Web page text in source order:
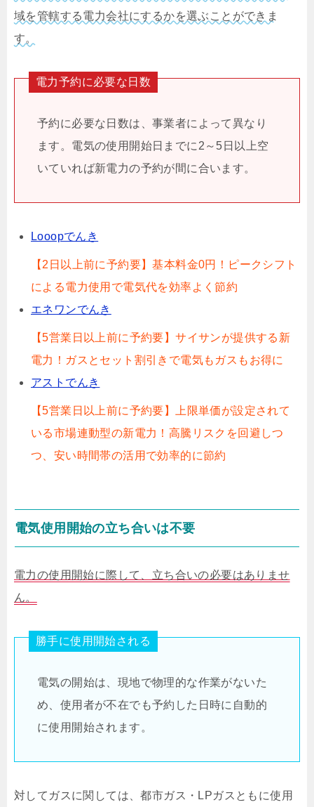
域を管轄する電力会社にするかを選ぶことができま
す。
電力予約に必要な日数
予約に必要な日数は、事業者によって異なり
ます。電気の使用開始日までに2～5日以上空
いていれば新電力の予約が間に合います。
Looopでんき
【2日以上前に予約要】基本料金0円！ピークシフト
による電力使用で電気代を効率よく節約
エネワンでんき
【5営業日以上前に予約要】サイサンが提供する新
電力！ガスとセット割引きで電気もガスもお得に
アストでんき
【5営業日以上前に予約要】上限単価が設定されて
いる市場連動型の新電力！高騰リスクを回避しつ
つ、安い時間帯の活用で効率的に節約
電気使用開始の立ち合いは不要
電力の使用開始に際して、立ち合いの必要はありませ
ん。
勝手に使用開始される
電気の開始は、現地で物理的な作業がないた
め、使用者が不在でも予約した日時に自動的
に使用開始されます。
対してガスに関しては、都市ガス・LPガスともに使用